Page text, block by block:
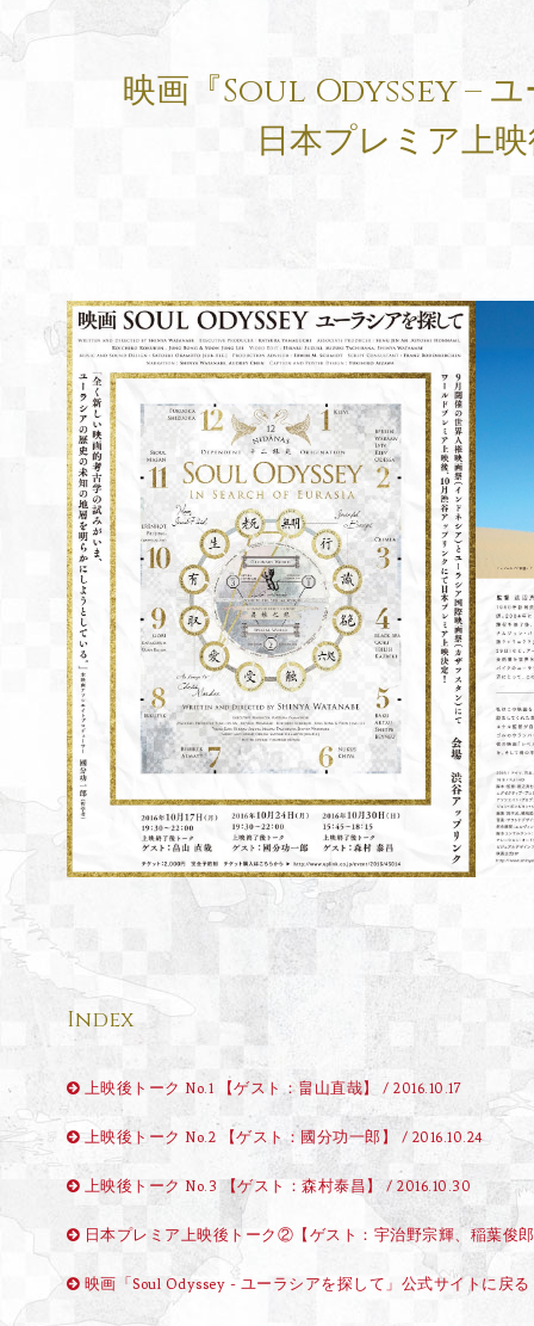
映画『Soul Odyssey – ユ
日本プレミア上
Index
上映後トーク No.1 【ゲスト：畠山直哉】 / 2016.10.17
上映後トーク No.2 【ゲスト：國分功一郎】 / 2016.10.24
上映後トーク No.3 【ゲスト：森村泰昌】 / 2016.10.30
日本プレミア上映後トーク②【ゲスト：宇治野宗輝、稲葉俊
映画「Soul Odyssey - ユーラシアを探して」公式サイトに戻る